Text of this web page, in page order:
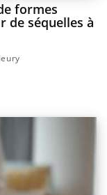
formes
de séquelles à